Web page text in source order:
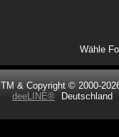
Wähle
TM & Copyright © 2000-
deeLINE®
Deutschland